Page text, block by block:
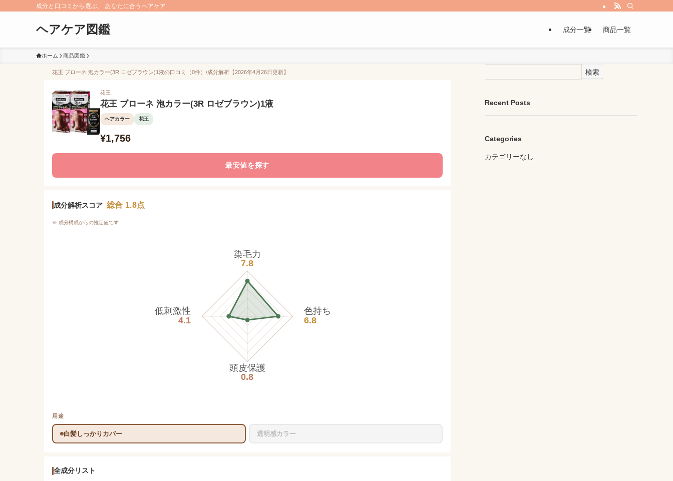
成分と口コミから選ぶ、 あなたに合うヘアケア
ヘアケア図鑑 成分一覧 商品一覧
ホーム 商品図鑑
花王 ブローネ 泡カラー(3R ロゼブラウン)1液の口コミ（0件）/成分解析【2026年4月26日更新】
花王
花王 ブローネ 泡カラー(3R ロゼブラウン)1液
ヘアカラー 花王
¥1,756
最安値を探す
成分解析スコア 総合 1.8点
※ 成分構成からの推定値です
染毛力
7.8
色持ち
6.8
頭皮保護
0.8
低刺激性
4.1
用途
白髪しっかりカバー 透明感カラー
全成分リスト
検索
Recent Posts
Categories
カテゴリーなし